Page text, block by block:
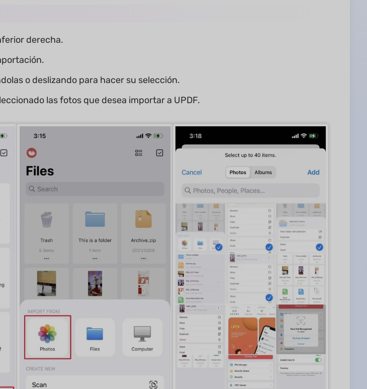
derecha.
o deslizando para hacer su selección.
las fotos que desea importar a UPDF.